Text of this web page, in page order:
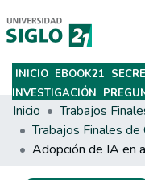
Subir
INICIO EBOOK21
INVESTIGACIÓN
Inicio
Trabajos Finales de